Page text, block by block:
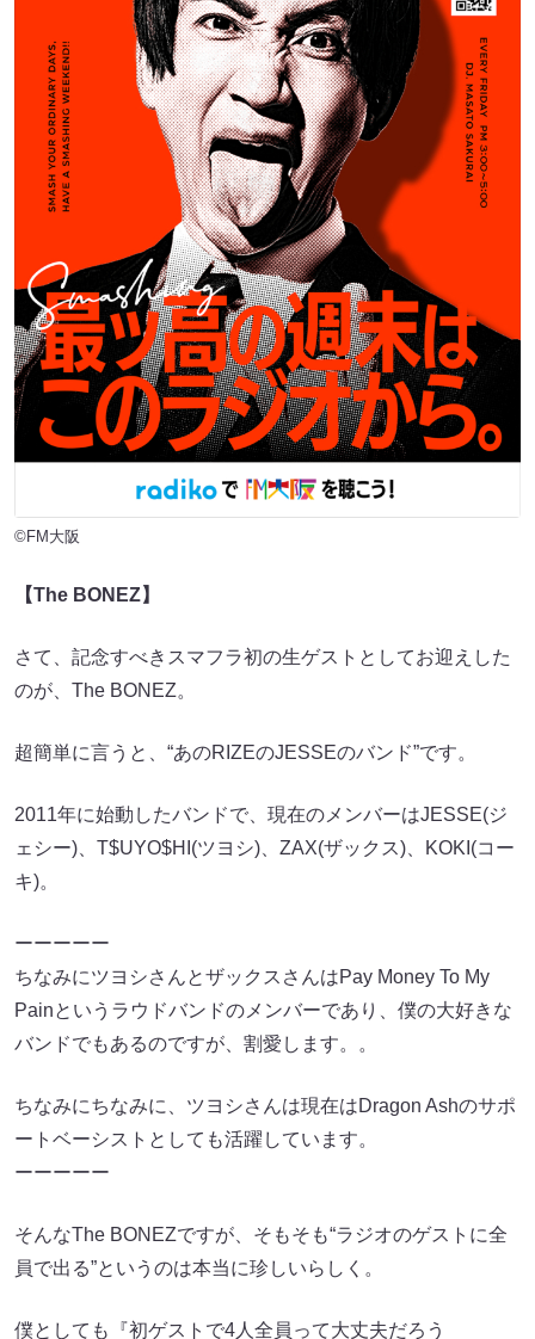
©FM大阪
【The BONEZ】
さて、記念すべきスマフラ初の生ゲストとしてお迎えした
のが、The BONEZ。
超簡単に言うと、“あのRIZEのJESSEのバンド”です。
2011年に始動したバンドで、現在のメンバーはJESSE(ジ
ェシー)、T$UYO$HI(ツヨシ)、ZAX(ザックス)、KOKI(コー
キ)。
ーーーーー
ちなみにツヨシさんとザックスさんはPay Money To My
Painというラウドバンドのメンバーであり、僕の大好きな
バンドでもあるのですが、割愛します。。
ちなみにちなみに、ツヨシさんは現在はDragon Ashのサポ
ートベーシストとしても活躍しています。
ーーーーー
そんなThe BONEZですが、そもそも“ラジオのゲストに全
員で出る”というのは本当に珍しいらしく。
僕としても『初ゲストで4人全員って大丈夫だろう